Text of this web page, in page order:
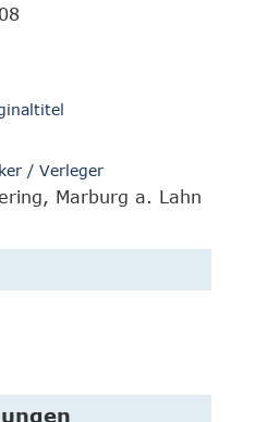
/ Verleger
Marburg a. Lahn